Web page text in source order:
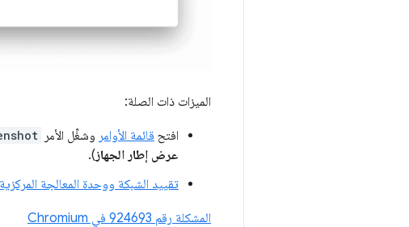
الميزات ذات الصلة:
افتح قائمة الأوامر وشغِّل الأمر
عرض إطار الجهاز).
تقييد الشبكة ووحدة المعالجة المركزية
المشكلة رقم ‎924693 في Chromium